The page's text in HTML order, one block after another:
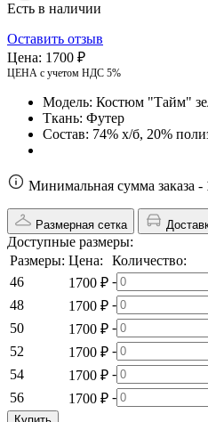
Есть в наличии
Оставить отзыв
Цена: 1700 ₽
ЦЕНА с учетом НДС 5%
Модель: Костюм "Тайм"
Ткань: Футер
Состав: 74% х/б, 20%
Минимальная сумма заказа -
Размерная сетка
Доступные размеры:
Размеры: Цена:
Количество:
46
1700 ₽ -
48
1700 ₽ -
50
1700 ₽ -
52
1700 ₽ -
54
1700 ₽ -
56
1700 ₽ -